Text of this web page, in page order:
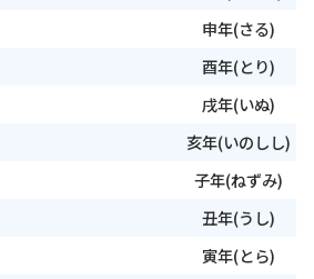
申年(さる)
酉年(とり)
戌年(いぬ)
亥年(いのしし)
子年(ねずみ)
丑年(うし)
寅年(とら)